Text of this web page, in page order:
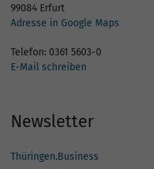
99084 Erfurt
Adresse in Google Maps
Telefon: 0361 5603-0
E-Mail schreiben
Newsletter
Thüringen.Business